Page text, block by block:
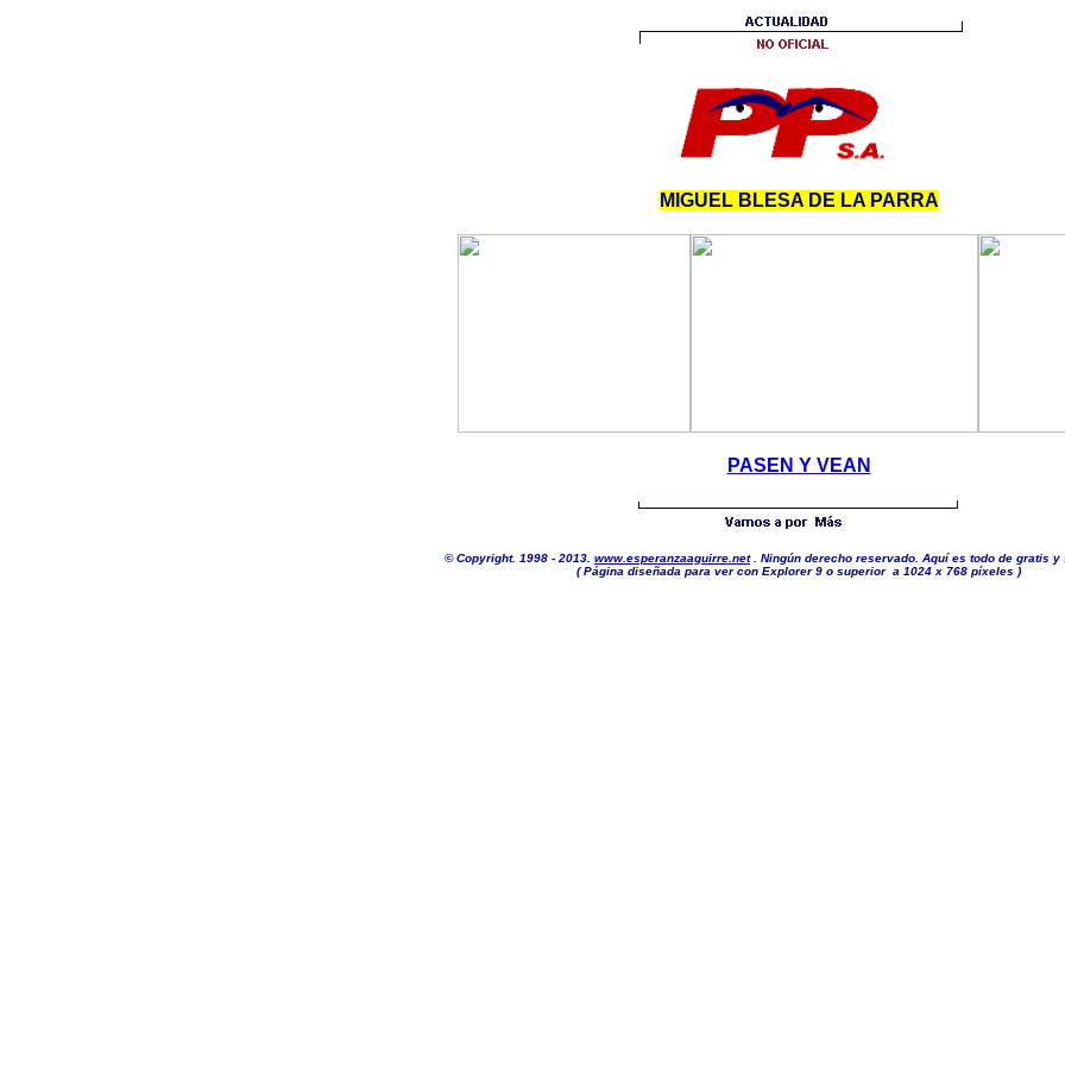
MIGUEL BLESA DE LA PARRA
PASEN Y VEAN
© Copyright. 1998 - 2013. www.esperanzaaguirre.net. Ningún derecho reservado. Aquí es todo de gratis y
( Página diseñada para ver con Explorer 9 o superior a 1024 x 768 píxeles )